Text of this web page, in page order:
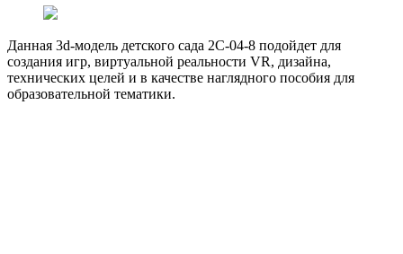
Данная 3d-модель детского сада 2С-04-8 подойдет для
создания игр, виртуальной реальности VR, дизайна,
технических целей и в качестве наглядного пособия для
образовательной тематики.